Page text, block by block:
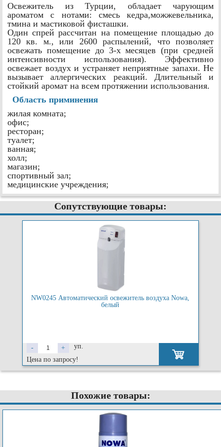
Освежитель из Турции, обладает чарующим
ароматом с нотами: смесь кедра,можжевельника,
тмина и мастиковой фисташки.
Один спрей рассчитан на помещение площадью до
120 кв. м., или 2600 распылений, что позволяет
освежать помещение до 3-х месяцев (при средней
интенсивности использования). Эффективно
освежает воздух и устраняет неприятные запахи. Не
вызывает аллергических реакций. Длительный и
стойкий аромат на всем протяжении использования.
Область приминения
жилая комната;
офис;
ресторан;
туалет;
ванная;
холл;
магазин;
спортивный зал;
медицинские учреждения;
Сопутствующие товары:
NW0245 Автоматический освежитель воздуха Nowa,
белый
- +
уп.
Цена по запросу!
Похожие товары: